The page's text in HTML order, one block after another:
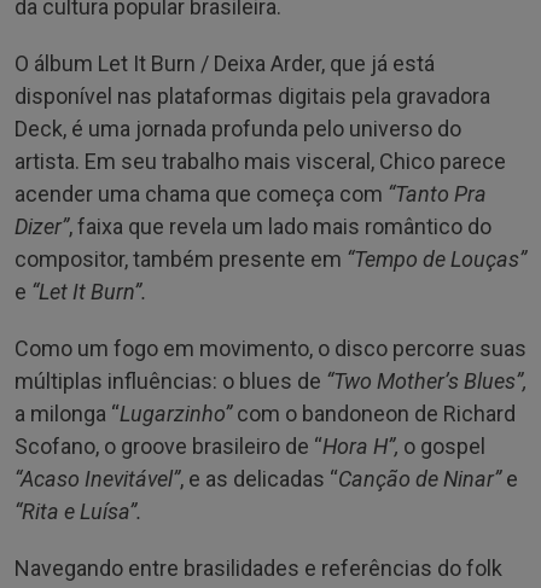
da cultura popular brasileira.
O álbum Let It Burn / Deixa Arder, que já está
disponível nas plataformas digitais pela gravadora
Deck, é uma jornada profunda pelo universo do
artista. Em seu trabalho mais visceral, Chico parece
acender uma chama que começa com “Tanto Pra
Dizer”, faixa que revela um lado mais romântico do
compositor, também presente em “Tempo de Louças”
e “Let It Burn”.
Como um fogo em movimento, o disco percorre suas
múltiplas influências: o blues de “Two Mother’s Blues”,
a milonga “Lugarzinho”com o bandoneon de Richard
Scofano, o groove brasileiro de “Hora H”, o gospel
“Acaso Inevitável”, e as delicadas “Canção de Ninar”e
“Rita e Luísa”.
Navegando entre brasilidades e referências do folk